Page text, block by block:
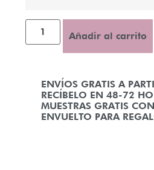
ENVÍOS GRATIS A
RECÍBELO EN 48-72
MUESTRAS GRATIS
ENVUELTO PARA
Añadir al carrito